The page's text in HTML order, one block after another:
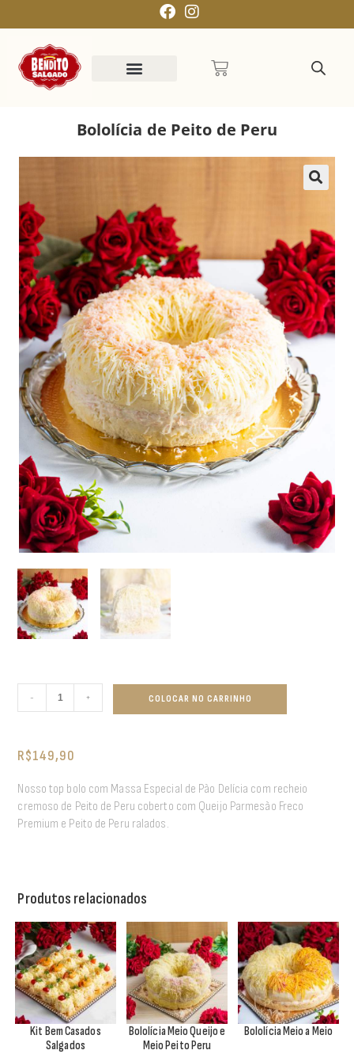
Bololícia de Peito de Peru
- + COLOCAR NO CARRINHO
R$149,90
Nosso top bolo com Massa Especial de Pão Delícia com recheio
cremoso de Peito de Peru coberto com Queijo Parmesão Freco
Premium e Peito de Peru ralados.
Produtos relacionados
Kit Bem Casados
Salgados
Bololícia Meio Queijo e
Meio Peito Peru
Bololícia Meio a Meio